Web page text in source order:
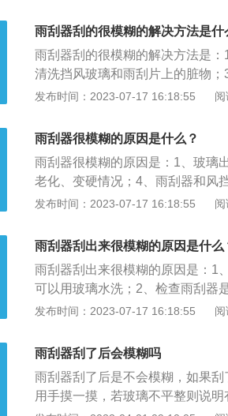
水珠附在上面说明玻璃上存在油膜
雨刮器刮的很模糊的解决方法是什
雨刮器刮的很模糊的解决方法是
清洗挡风玻璃和雨刮片上的脏物
器。雨刮器的作用是：刮除附着
起来；2、按住下面的卡子移出雨
前端翘起；5、将雨刮器插入中间
成。
发布时间：2023-07-17 16:18:55
雨刮器很模糊的原因是什么？
雨刮器很模糊的原因是：1、玻璃
老化、变硬情况；4、雨刮器和风
雨刮器的拆卸步骤：1、从挡风玻
使用雨刮片要喷洒玻璃水不能干刮
该手工清理；3、洗车和日常打扫
发布时间：2023-07-17 16:18:55
雨刮器刮出来很模糊的原因是什么
雨刮器刮出来很模糊的原因是：1
可以用玻璃水洗；2、检查雨刮器
器；3、雨刷杆角度问题，需要用
下并按住释放锁销，沿着雨刮器臂
插入雨刮器臂直至听到嘀哒声即可
发布时间：2023-07-17 16:18:55
雨刮器刮了后会模糊吗
雨刮器刮了后是不会模糊，如果
用手摸一摸，若玻璃不平整则说